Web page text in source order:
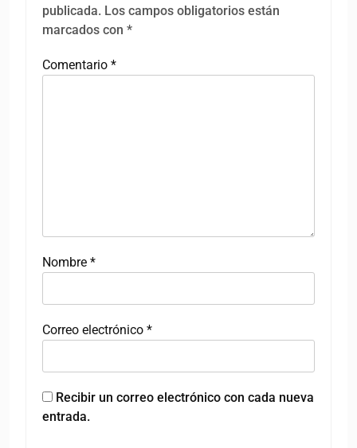
publicada. Los campos obligatorios están
marcados con *
Comentario *
Nombre *
Correo electrónico *
Recibir un correo electrónico con cada nueva
entrada.